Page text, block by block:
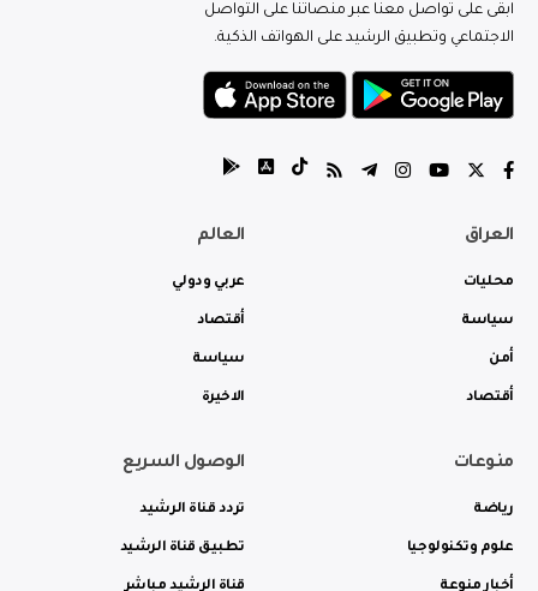
ابقى على تواصل معنا عبر منصاتنا على التواصل
الاجتماعي وتطبيق الرشيد على الهواتف الذكية.
العراق
محليات
سياسة
أمن
أقتصاد
العالم
عربي ودولي
أقتصاد
سياسة
الاخيرة
منوعات
رياضة
علوم وتكنولوجيا
أخبار منوعة
الوصول السريع
تردد قناة الرشيد
تطبيق قناة الرشيد
قناة الرشيد مباشر